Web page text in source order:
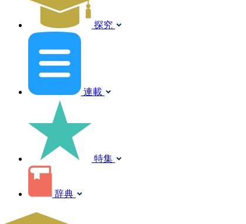
探究
連載
特集
辞典